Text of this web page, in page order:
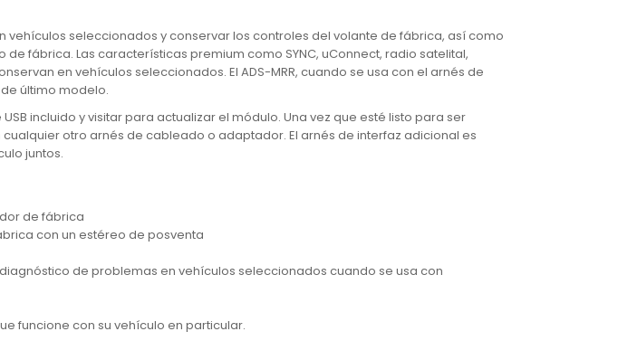
vehículos seleccionados y conservar los controles del volante de fábrica, así como
fábrica. Las características premium como SYNC, uConnect, radio satelital,
en vehículos seleccionados. El ADS-MRR, cuando se usa con el arnés de
último modelo.
incluido y visitar para actualizar el módulo. Una vez que esté listo para ser
otro arnés de cableado o adaptador. El arnés de interfaz adicional es
juntos.
de fábrica
con un estéreo de posventa
de problemas en vehículos seleccionados cuando se usa con
funcione con su vehículo en particular.